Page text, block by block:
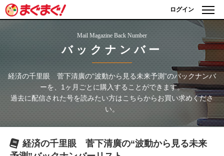
ログイン
Mail Magazine Back Number
バックナンバー
経済の千里眼 菅下清廣の“波動から見る未来予測”のバックナンバ
ーを、1ヶ月ごとに購入することができます。
過去に配信された号を読みたい方はこちらからお買い求めくださ
い。
経済の千里眼 菅下清廣の“波動から見る未来